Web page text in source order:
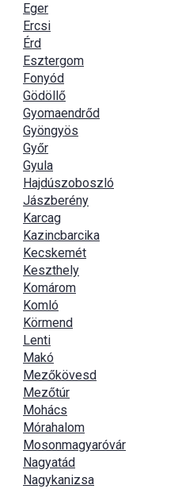
Eger
Ercsi
Érd
Esztergom
Fonyód
Gödöllő
Gyomaendrőd
Gyöngyös
Győr
Gyula
Hajdúszoboszló
Jászberény
Karcag
Kazincbarcika
Kecskemét
Keszthely
Komárom
Komló
Körmend
Lenti
Makó
Mezőkövesd
Mezőtúr
Mohács
Mórahalom
Mosonmagyaróvár
Nagyatád
Nagykanizsa